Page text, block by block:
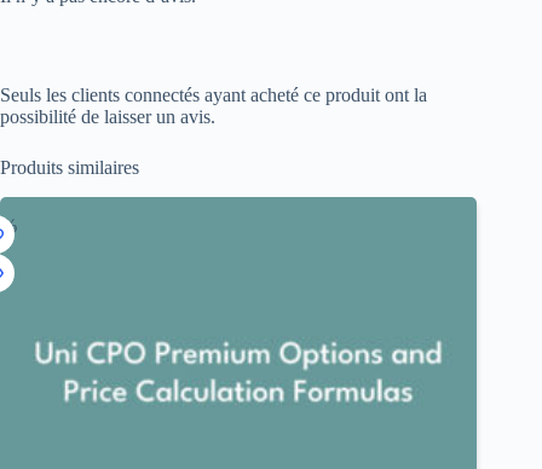
Seuls les clients connectés ayant acheté ce produit ont la
possibilité de laisser un avis.
Produits similaires